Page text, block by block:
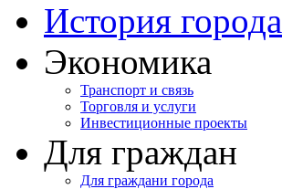
История города
Экономика
Транспорт и связь
Торговля и услуги
Инвестиционные проекты
Для граждан
Для граждани города